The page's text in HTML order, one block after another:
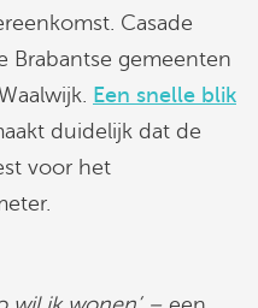
Casade
Brabantse gemeenten
Een snelle blik
duidelijk dat de
voor het